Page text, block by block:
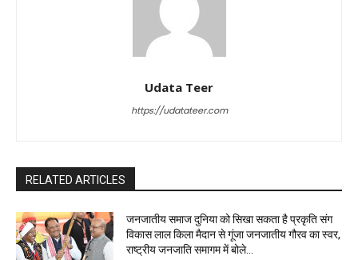
Udata Teer
https://udatateer.com
RELATED ARTICLES
जनजातीय समाज दुनिया को सिखा सकता है प्रकृति संग
विकास लाल किला मैदान से गूंजा जनजातीय गौरव का स्वर,
राष्ट्रीय जनजाति समागम में बोले...